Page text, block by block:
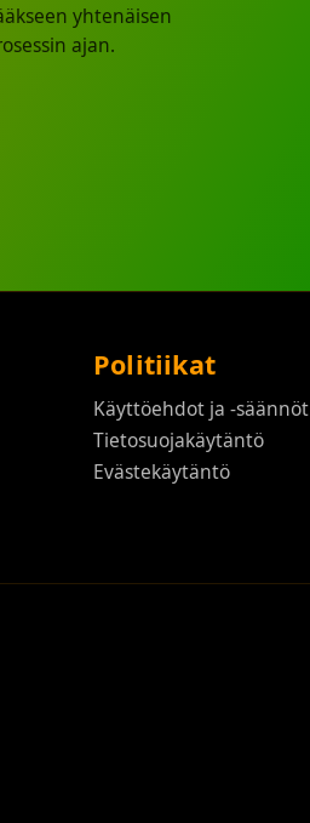
yhtenäisen
ajan.
Politiikat
Käyttöehdot ja -säännöt
Tietosuojakäytäntö
Evästekäytäntö